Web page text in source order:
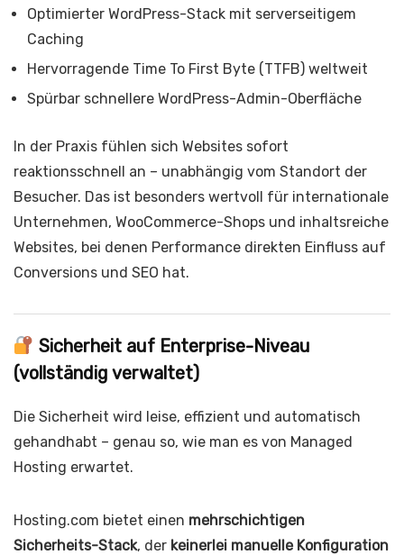
Optimierter WordPress-Stack mit serverseitigem
Caching
Hervorragende Time To First Byte (TTFB) weltweit
Spürbar schnellere WordPress-Admin-Oberfläche
In der Praxis fühlen sich Websites sofort
reaktionsschnell an – unabhängig vom Standort der
Besucher. Das ist besonders wertvoll für internationale
Unternehmen, WooCommerce-Shops und inhaltsreiche
Websites, bei denen Performance direkten Einfluss auf
Conversions und SEO hat.
Sicherheit auf Enterprise-Niveau
(vollständig verwaltet)
Die Sicherheit wird leise, effizient und automatisch
gehandhabt – genau so, wie man es von Managed
Hosting erwartet.
Hosting.com bietet einen mehrschichtigen
Sicherheits-Stack, der keinerlei manuelle Konfiguration